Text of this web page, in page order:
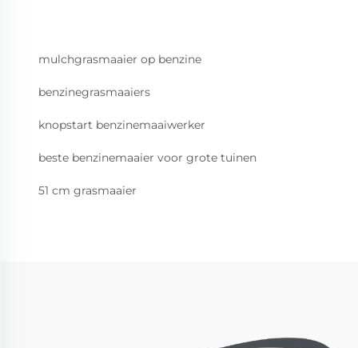
mulchgrasmaaier op benzine
benzinegrasmaaiers
knopstart benzinemaaiwerker
beste benzinemaaier voor grote tuinen
51 cm grasmaaier